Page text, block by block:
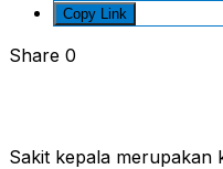
Copy Link
Share 0
Sakit kepala merupakan